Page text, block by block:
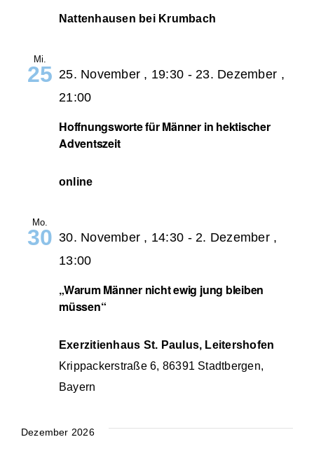
Nattenhausen bei Krumbach
Mi.
25
Hoffnungsworte für Männer in hektischer
Adventszeit
25. November , 19:30 - 23. Dezember ,
21:00
online
Mo.
30
„Warum Männer nicht ewig jung bleiben
müssen“
30. November , 14:30 - 2. Dezember ,
13:00
Exerzitienhaus St. Paulus, Leitershofen
Krippackerstraße 6, 86391 Stadtbergen,
Bayern
Dezember 2026